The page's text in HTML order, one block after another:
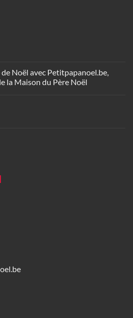
Noël avec Petitpapanoel.be,
la Maison du Père Noël